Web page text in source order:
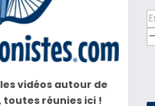
vidéos autour de
toutes réunies ici !